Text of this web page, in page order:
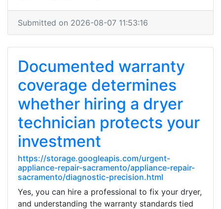
Submitted on 2026-08-07 11:53:16
Documented warranty
coverage determines
whether hiring a dryer
technician protects your
investment
https://storage.googleapis.com/urgent-
appliance-repair-sacramento/appliance-repair-
sacramento/diagnostic-precision.html
Yes, you can hire a professional to fix your dryer,
and understanding the warranty standards tied